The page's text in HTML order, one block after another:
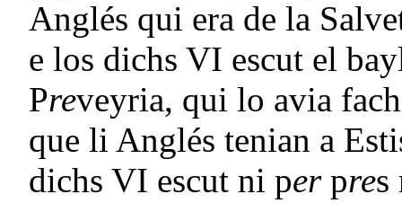
Anglés qui era de la
e los dichs VI escut el
Preveyria, qui lo avia
que li Anglés tenian a
dichs VI escut ni perpres